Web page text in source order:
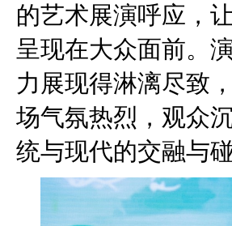
的艺术展演呼应，
呈现在大众面前。
力展现得淋漓尽致
场气氛热烈，观众
统与现代的交融与碰